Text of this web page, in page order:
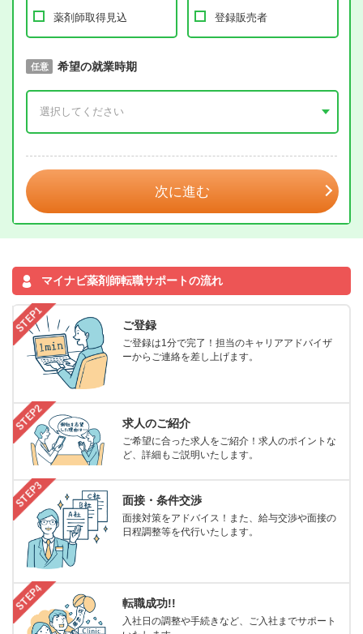
薬剤師取得見込 登録販売者
必須 取得予定年
任意 希望の就業時期
次に進む
マイナビ薬剤師転職サポートの流れ
ご登録
ご登録は1分で完了！担当のキャリアアドバイザ
ーからご連絡を差し上げます。
求人のご紹介
ご希望に合った求人をご紹介！求人のポイントな
ど、詳細もご説明いたします。
面接・条件交渉
面接対策をアドバイス！また、給与交渉や面接の
日程調整等を代行いたします。
転職成功!!
入社日の調整や手続きなど、ご入社までサポート